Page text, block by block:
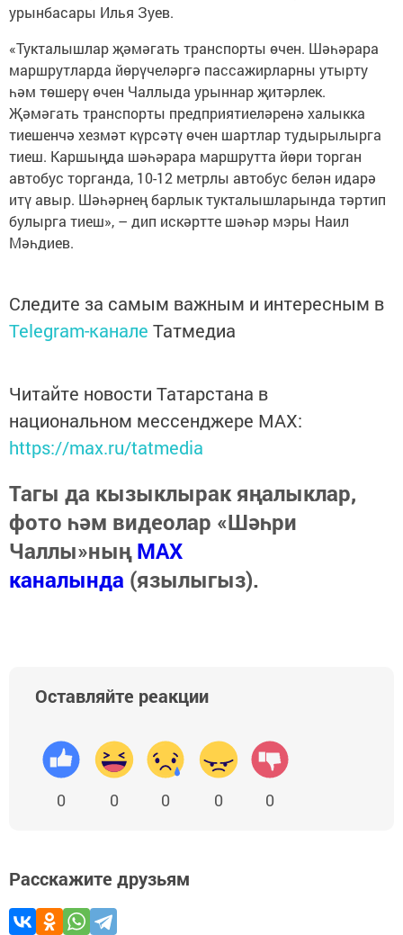
урынбасары Илья Зуев.
«Тукталышлар җәмәгать транспорты өчен. Шәһәрара
маршрутларда йөрүчеләргә пассажирларны утырту
һәм төшерү өчен Чаллыда урыннар җитәрлек.
Җәмәгать транспорты предприятиеләренә халыкка
тиешенчә хезмәт күрсәтү өчен шартлар тудырылырга
тиеш. Каршыңда шәһәрара маршрутта йөри торган
автобус торганда, 10-12 метрлы автобус белән идарә
итү авыр. Шәһәрнең барлык тукталышларында тәртип
булырга тиеш», – дип искәртте шәһәр мэры Наил
Мәһдиев.
Следите за самым важным и интересным в
Telegram-канале Татмедиа
Читайте новости Татарстана в
национальном мессенджере MАХ:
https://max.ru/tatmedia
Тагы да кызыклырак яңалыклар,
фото һәм видеолар «Шәһри
Чаллы»ныңMAX
каналында (язылыгыз).
Оставляйте реакции
0 0 0 0 0
Расскажите друзьям